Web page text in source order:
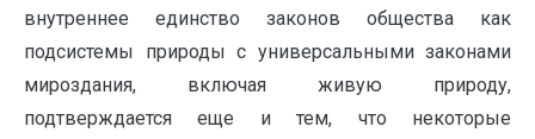
внутреннее единство законов общества как
подсистемы природы с универсальными законами
мироздания, включая живую природу,
подтверждается еще и тем, что некоторые